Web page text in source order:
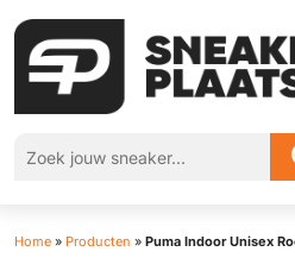
Home » Producten » Puma Indoor Unisex